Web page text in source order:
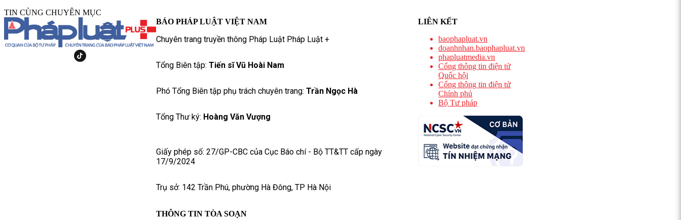
TIN CÙNG CHUYÊN MỤC
BÁO PHÁP LUẬT VIỆT NAM
Chuyên trang truyền thông Pháp Luật Pháp Luật +
Tổng Biên tập: Tiến sĩ Vũ Hoài Nam
Phó Tổng Biên tập phụ trách chuyên trang: Trần Ngọc Hà
Tổng Thư ký: Hoàng Văn Vượng
Giấy phép số: 27/GP-CBC của Cục Báo chí - Bộ TT&TT cấp ngày
17/9/2024
Trụ sở: 142 Trần Phú, phường Hà Đông, TP Hà Nội
THÔNG TIN TÒA SOẠN
LIÊN KẾT
baophapluat.vn
doanhnhan.baophapluat.vn
phapluatmedia.vn
Cổng thông tin điện tử
Quốc hội
Cổng thông tin điện tử
Chính phủ
Bộ Tư pháp